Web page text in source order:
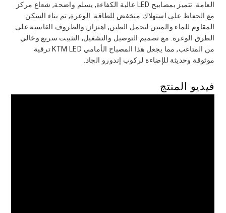
العامة. تتميز بمصابيح LED عالية الكفاءة, يسلم واضحة, شعاع مركز
مع الحفاظ على استهلاك منخفض للطاقة. الوعرة, تم بناء السكن
المقاوم للماء والمتين لتحمل الطين, اهتزاز, والظروف القاسية على
الطرق الوعرة. مع تصميم التوصيل والتشغيل, التثبيت سريع وخالي
من المتاعب, مما يجعل هذا المصباح الأمامي KTM LED ترقية
موثوقة وحديثة للإضاءة لركوب إندورو الجاد.
فيديو المنتج